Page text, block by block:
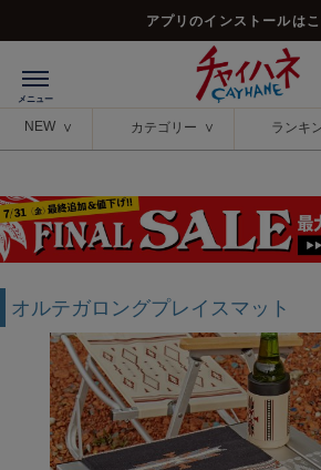
アプリのインストールは
NEW カテゴリー ランキ
オルテガロングプレイスマット